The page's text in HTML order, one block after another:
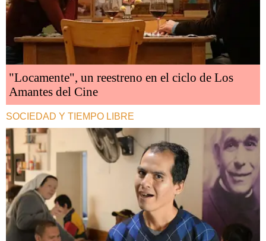
"Locamente", un reestreno en el ciclo de Los
Amantes del Cine
SOCIEDAD Y TIEMPO LIBRE